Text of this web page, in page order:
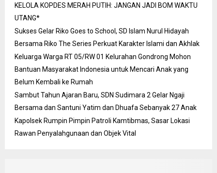
KELOLA KOPDES MERAH PUTIH: JANGAN JADI BOM WAKTU
UTANG*
Sukses Gelar Riko Goes to School, SD Islam Nurul Hidayah
Bersama Riko The Series Perkuat Karakter Islami dan Akhlak
Keluarga Warga RT 05/RW 01 Kelurahan Gondrong Mohon
Bantuan Masyarakat Indonesia untuk Mencari Anak yang
Belum Kembali ke Rumah
Sambut Tahun Ajaran Baru, SDN Sudimara 2 Gelar Ngaji
Bersama dan Santuni Yatim dan Dhuafa Sebanyak 27 Anak
Kapolsek Rumpin Pimpin Patroli Kamtibmas, Sasar Lokasi
Rawan Penyalahgunaan dan Objek Vital